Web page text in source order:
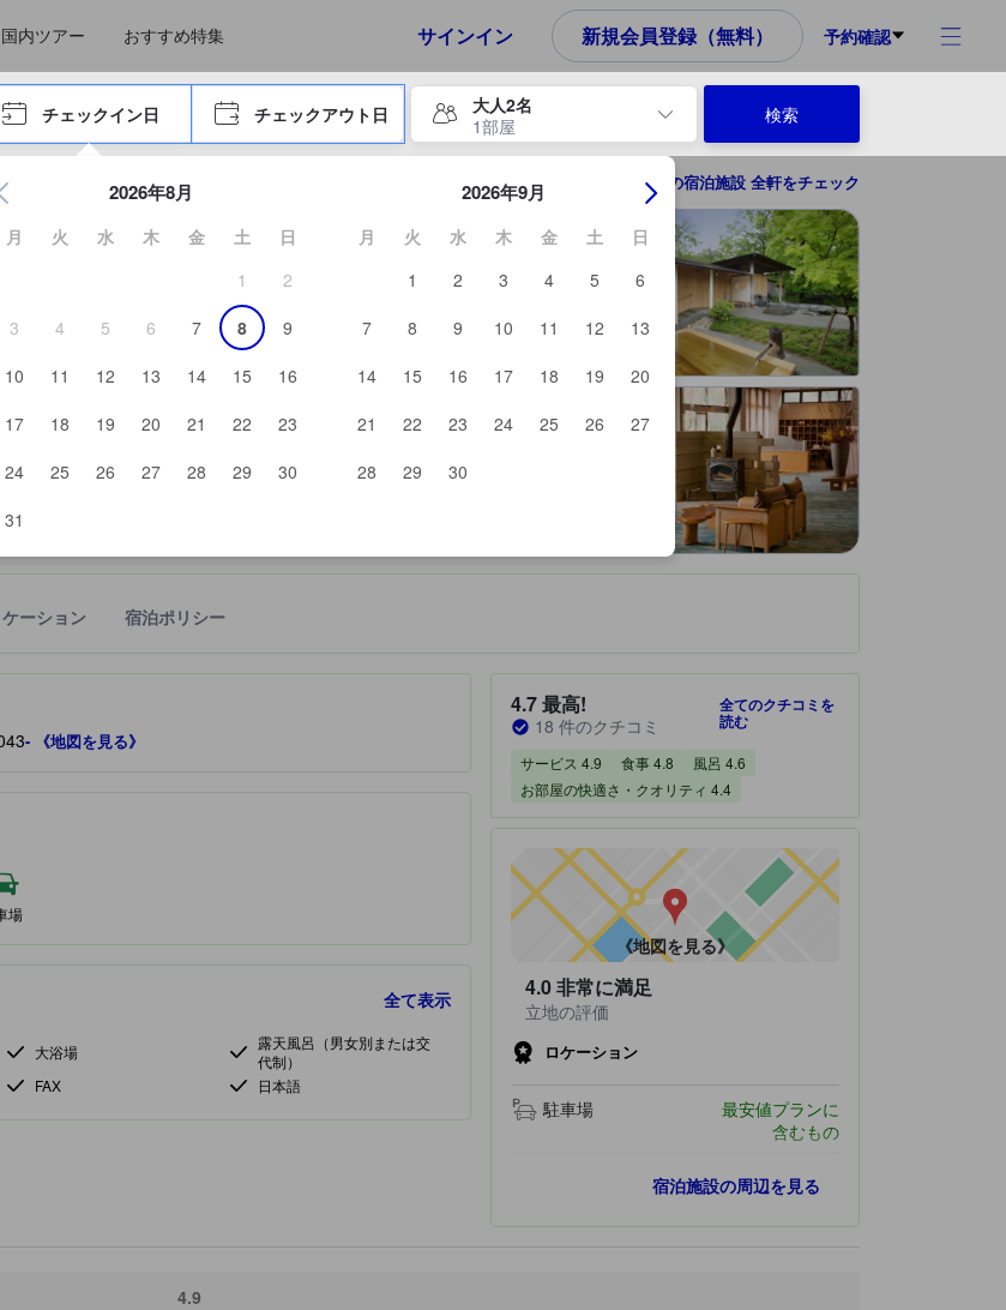
国内ツアー おすすめ特集 サインイン 新規会員登録（無料） 予約確認
進み、エンターキーを押して内容を確定して、検索します。
チェックイン日 チェックアウト日
大人2名
1部屋
ターキーを押して日付選択画面の操作を開始します。方向キーを使用して、チェックイン日とチェックアウト日を移動します。
2026年8月
月 火 水 木 金 土
日
1
2
3
4 5 6 7 8
9
10
11 12 13 14 15
16
17
18 19 20 21 22
23
24
25 26 27 28 29
30
31
2026年9月
月 火 水 木 金 土
日
1
2 3 4 5
6
7
8 9 10 11 12
13
14
15 16 17 18 19
20
21
22 23 24 25 26
27
28
29 30
検索
白河の宿泊施設 全軒をチェック
見る
ケーション 宿泊ポリシー
わっていると予測される快適さや客室のレベルを示すものです。
- 《地図を見る》
場
全て表示
大浴場
露天風呂（男女別または交
代制）
FAX 日本語
宿泊施設のクチコミスコア：4.7 / 5 最高! 18 件のクチコミ
4.7最高!
18 件のクチコミ
全てのクチコミを
読む
サービス 4.9 食事 4.8
風呂 4.6
お部屋の快適さ・クオリティ 4.4
《地図を見る》
4.0非常に満足
立地の評価
ロケーション
駐車場
最安値プランに
含むもの
宿泊施設の周辺を見る
4.9
ら提供されています。実際の経験に基づいた内容であるため、これから宿泊選びをされるユーザーにとっても参考となる信頼で